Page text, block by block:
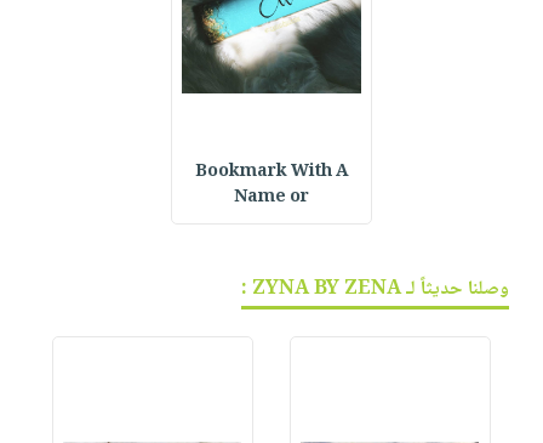
Bookmark With A
Name or
وصلنا حديثاً لـ ZYNA BY ZENA :